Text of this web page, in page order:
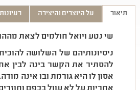
תיאור על היוצרים והיצירה
שי נטע ויואל חולמים לצאת
ניסיונותיהם של השלושה
להסתיר את הקשר בינה לבין
אסון לו היא גורמת ובו אינה